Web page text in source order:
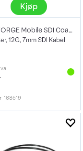
Kjøp
AVL FORGE Mobile SDI Coax 3m
12G, 7mm SDI Kabel
168519